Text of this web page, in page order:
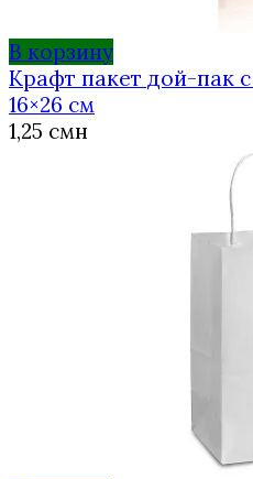
В корзину
Крафт пакет дой-пак
16×26 см
1,25 смн